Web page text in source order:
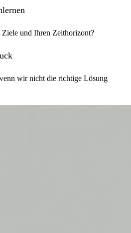
und Ihren Zeithorizont?
wir nicht die richtige Lösung